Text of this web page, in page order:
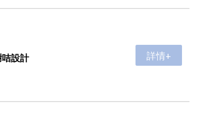
設計 詳情+